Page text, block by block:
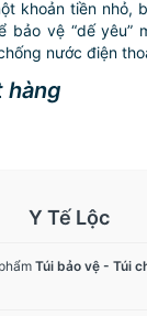
khoản tiền nhỏ,
bảo vệ “dế yêu”
nước điện
hàng
Y Tế Lộc
Túi bảo vệ - Túi